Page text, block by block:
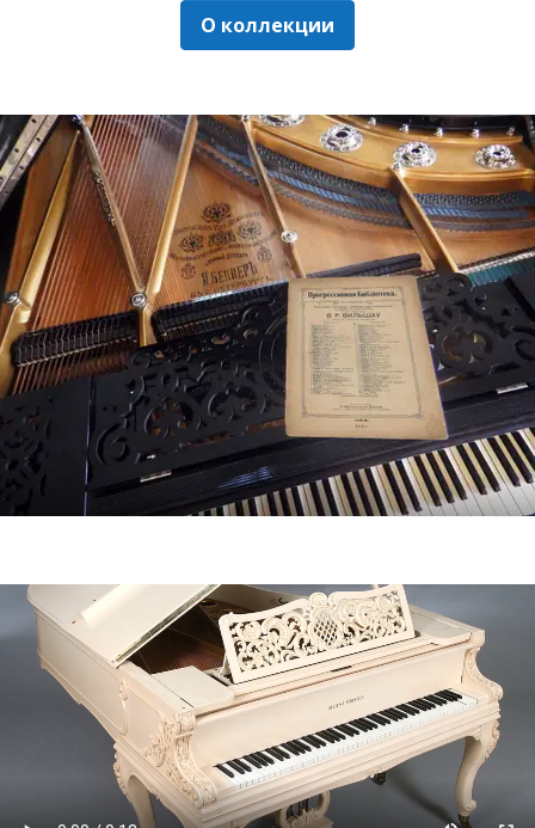
О коллекции